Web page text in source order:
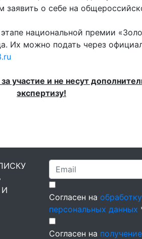
заявить о себе на
национальной премии
Их можно подать через
участие и не несут
экспертизу!
Согласен на
персональных данных
Согласен на